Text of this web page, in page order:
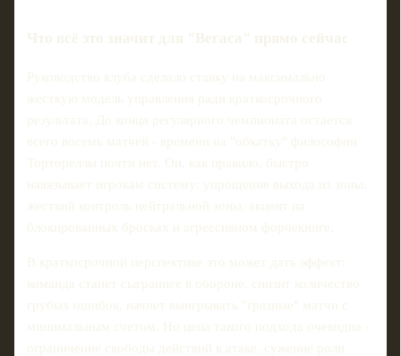
Что всё это значит для "Вегаса" прямо сейчас
Руководство клуба сделало ставку на максимально
жесткую модель управления ради краткосрочного
результата. До конца регулярного чемпионата остается
всего восемь матчей - времени на "обкатку" философии
Тортореллы почти нет. Он, как правило, быстро
навязывает игрокам систему: упрощение выхода из зоны,
жесткий контроль нейтральной зоны, акцент на
блокированных бросках и агрессивном форчекинге.
В краткосрочной перспективе это может дать эффект:
команда станет сыграннее в обороне, снизит количество
грубых ошибок, начнет выигрывать "грязные" матчи с
минимальным счетом. Но цена такого подхода очевидна -
ограничение свободы действий в атаке, сужение роли